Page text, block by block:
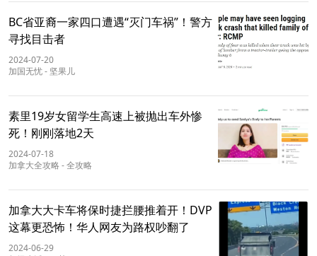
BC省亚裔一家四口遭遇“灭门车祸”！警方
寻找目击者
2024-07-20
加国无忧- 坚果儿
素里19岁女留学生高速上被抛出车外惨
死！刚刚落地2天
2024-07-18
加拿大全攻略-全攻略
加拿大大卡车将保时捷拦腰推着开！DVP
这幕更恐怖！华人网友为路权吵翻了
2024-06-29